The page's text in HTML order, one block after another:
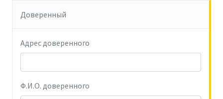
Доверенный
Адрес доверенного
Ф.И.О. доверенного